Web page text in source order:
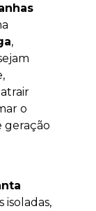
,
o
geração
isoladas,